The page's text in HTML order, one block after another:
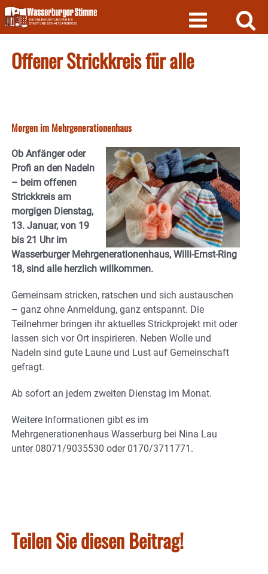
Skip
to
content
Offener Strickkreis für alle
Morgen im Mehrgenerationenhaus
Ob Anfänger oder
Profi an den Nadeln
– beim offenen
Strickkreis am
morgigen Dienstag,
13. Januar, von 19
bis 21 Uhr im
Wasserburger Mehrgenerationenhaus, Willi-Ernst-Ring
18, sind alle herzlich willkommen.
Gemeinsam stricken, ratschen und sich austauschen
– ganz ohne Anmeldung, ganz entspannt. Die
Teilnehmer bringen ihr aktuelles Strickprojekt mit oder
lassen sich vor Ort inspirieren. Neben Wolle und
Nadeln sind gute Laune und Lust auf Gemeinschaft
gefragt.
Ab sofort an jedem zweiten Dienstag im Monat.
Weitere Informationen gibt es im
Mehrgenerationenhaus Wasserburg bei Nina Lau
unter 08071/9035530 oder 0170/3711771.
Teilen Sie diesen Beitrag!